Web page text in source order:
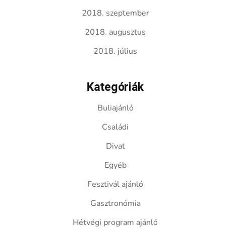
2018. szeptember
2018. augusztus
2018. július
Kategóriák
Buliajánló
Családi
Divat
Egyéb
Fesztivál ajánló
Gasztronómia
Hétvégi program ajánló